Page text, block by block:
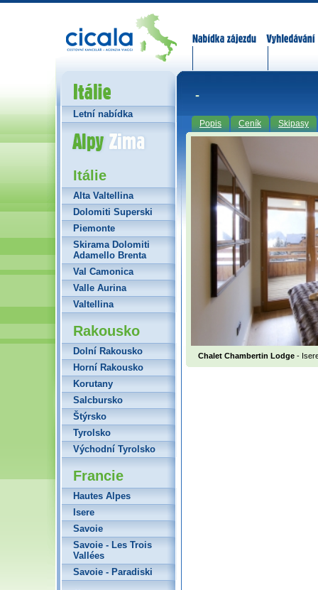
-
Popis Ceník Skipasy
Chalet Chambertin Lodge -
Itálie
Letní nabídka
Alpy Zima
Itálie
Alta Valtellina
Dolomiti Superski
Piemonte
Skirama Dolomiti
Adamello Brenta
Val Camonica
Valle Aurina
Valtellina
Rakousko
Dolní Rakousko
Horní Rakousko
Korutany
Salcbursko
Štýrsko
Tyrolsko
Východní Tyrolsko
Francie
Hautes Alpes
Isere
Savoie
Savoie - Les Trois
Vallées
Savoie - Paradiski